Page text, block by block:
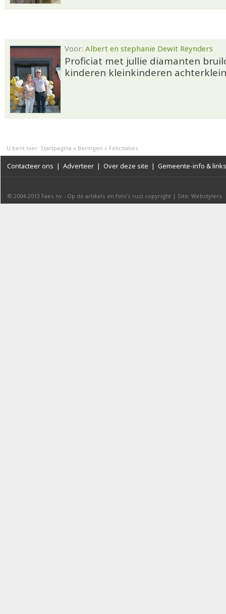
Voor: Albert en stephanie Dewit Reynders
Proficiat met jullie diamanten
kinderen kleinkinderen
U bent hier: Startpagina » Beringen » Felicitaties
Contacteer ons | Adverteer | Over deze site | Gemeente-info & links
© 2004-2013 Faes nv - Op de artikels en foto’s rust copyright | Site: Webstylers